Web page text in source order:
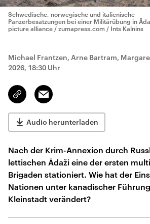
Schwedische, norwegische und italienische
Panzerbesatzungen bei einer Militärübung in
picture alliance / zumapress.com / Ints Kalnins
Michael Frantzen, Arne Bartram,
2026, 18:30 Uhr
Link
kopieren/teilen
Email
Audio herunterladen
Nach der Krim-Annexion durch
lettischen Ādaži eine der ersten
Brigaden stationiert. Wie hat der
Nationen unter kanadischer
Kleinstadt verändert?